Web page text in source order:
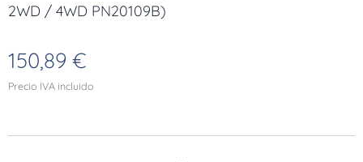
2WD / 4WD PN20109B)
150,89 €
Precio IVA incluido